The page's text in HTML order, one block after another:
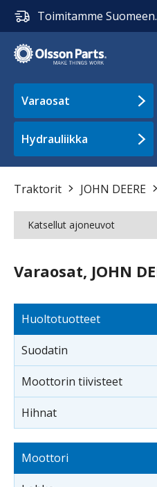
Toimitamme Suomeen.
Varaosat
Hydrauliikka
Traktorit JOHN DEERE
Katsellut ajoneuvot
Varaosat, JOHN
Huoltotuotteet
Suodatin
Moottorin tiivisteet
Hihnat
Moottori